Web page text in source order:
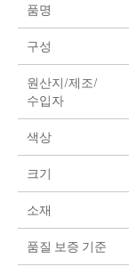
품명
구성
원산지/제조/
수입자
색상
크기
소재
품질 보증 기준